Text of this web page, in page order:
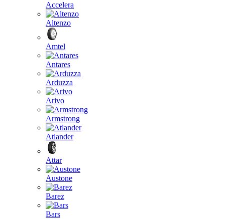
Accelera
Altenzo
Amtel
Antares
Arduzza
Arivo
Armstrong
Atlander
Attar
Austone
Barez
Bars